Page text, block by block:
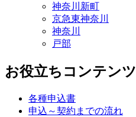
神奈川新町
京急東神奈川
神奈川
戸部
お役立ちコンテンツ
各種申込書
申込～契約までの流れ